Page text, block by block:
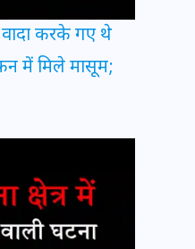
वादा करके गए थे
में मिले मासूम;